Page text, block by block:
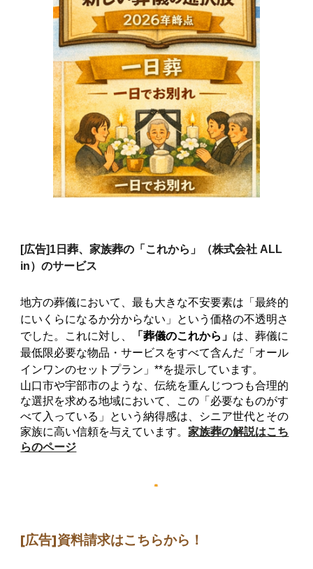
[広告]1日葬、家族葬の「これから」（株式会社 ALL
in）のサービス
地方の葬儀において、最も大きな不安要素は「最終的
にいくらになるか分からない」という価格の不透明さ
でした。これに対し、
「葬儀のこれから」 は、葬儀に
最低限必要な物品・サービスをすべて含んだ「オール
インワンのセットプラン」**を提示しています。
山口市や宇部市のような、伝統を重んじつつも合理的
な選択を求める地域において、この「必要なものがす
べて入っている」という納得感は、シニア世代とその
家族に高い信頼を与えています。家族葬の解説はこち
らのページ
[広告]資料請求はこちらから ！